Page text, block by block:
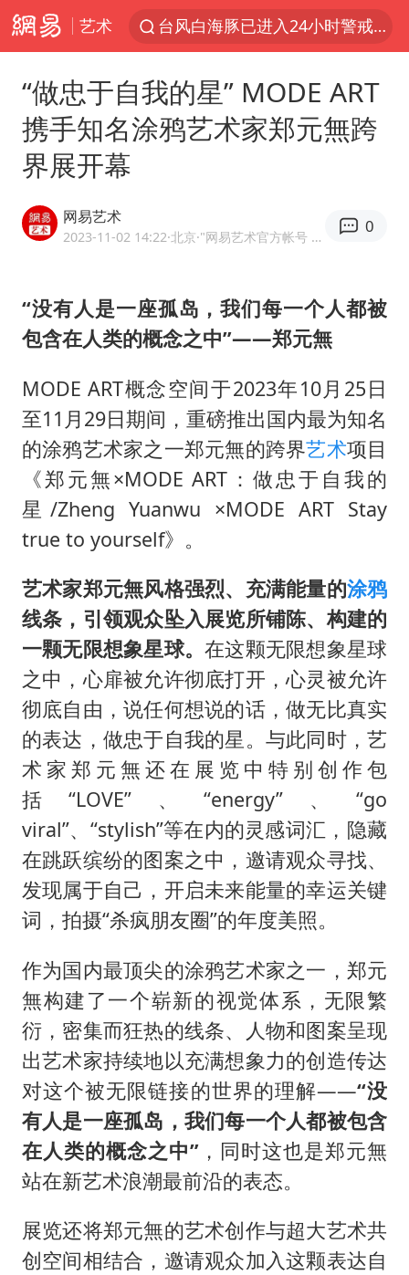
艺术
台风白海豚已进入24小时警戒线
四川宜宾市高县4.9级地震致1人死亡
名创优品回应女子吐槽内裤质量差
中国女篮70-67险胜尼日利亚女篮
胡彦斌获《歌手2026》歌王
秋天的第一杯奶茶到底有多火
38岁演员求职万岁山NPC成功
国防部：中国军队坚决反制任何闹海挑衅图谋
我国外贸延续良好增长态势
东航：国内客票提前14天免费退改
夯实基础开新局
“做忠于自我的星” MODE ART
携手知名涂鸦艺术家郑元無跨
界展开幕
网易艺术
2023-11-02 14:22·北京 ·"网易艺术官方帐号 越艺术 悦生活" "网易艺术官方帐号 越艺术 悦生活"
0
“没有人是一座孤岛，我们每一个人都被
包含在人类的概念之中”——郑元無
MODE ART概念空间于2023年10月25日
至11月29日期间，重磅推出国内最为知名
的涂鸦艺术家之一郑元無的跨界艺术项目
《郑元無×MODE ART：做忠于自我的
星/Zheng Yuanwu ×MODE ART Stay
true to yourself》。
艺术家郑元無风格强烈、充满能量的涂鸦
线条，引领观众坠入展览所铺陈、构建的
一颗无限想象星球。在这颗无限想象星球
之中，心扉被允许彻底打开，心灵被允许
彻底自由，说任何想说的话，做无比真实
的表达，做忠于自我的星。与此同时，艺
术家郑元無还在展览中特别创作包
括“LOVE”、“energy”、“go
viral”、“stylish”等在内的灵感词汇，隐藏
在跳跃缤纷的图案之中，邀请观众寻找、
发现属于自己，开启未来能量的幸运关键
词，拍摄“杀疯朋友圈”的年度美照。
作为国内最顶尖的涂鸦艺术家之一，郑元
無构建了一个崭新的视觉体系，无限繁
衍，密集而狂热的线条、人物和图案呈现
出艺术家持续地以充满想象力的创造传达
对这个被无限链接的世界的理解——“没
有人是一座孤岛，我们每一个人都被包含
在人类的概念之中”，同时这也是郑元無
站在新艺术浪潮最前沿的表态。
展览还将郑元無的艺术创作与超大艺术共
创空间相结合，邀请观众加入这颗表达自